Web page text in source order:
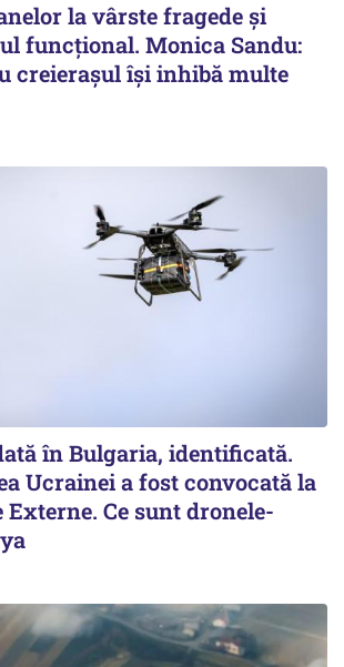
la vârste fragede și
funcțional. Monica Sandu:
creierașul își inhibă multe
în Bulgaria, identificată.
Ucrainei a fost convocată la
Ce sunt dronele-